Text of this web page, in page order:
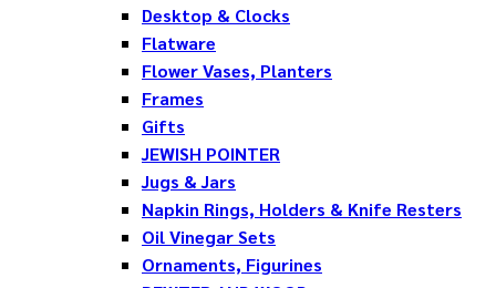
Desktop & Clocks
Flatware
Flower Vases, Planters
Frames
Gifts
JEWISH POINTER
Jugs & Jars
Napkin Rings, Holders & Knife Resters
Oil Vinegar Sets
Ornaments, Figurines